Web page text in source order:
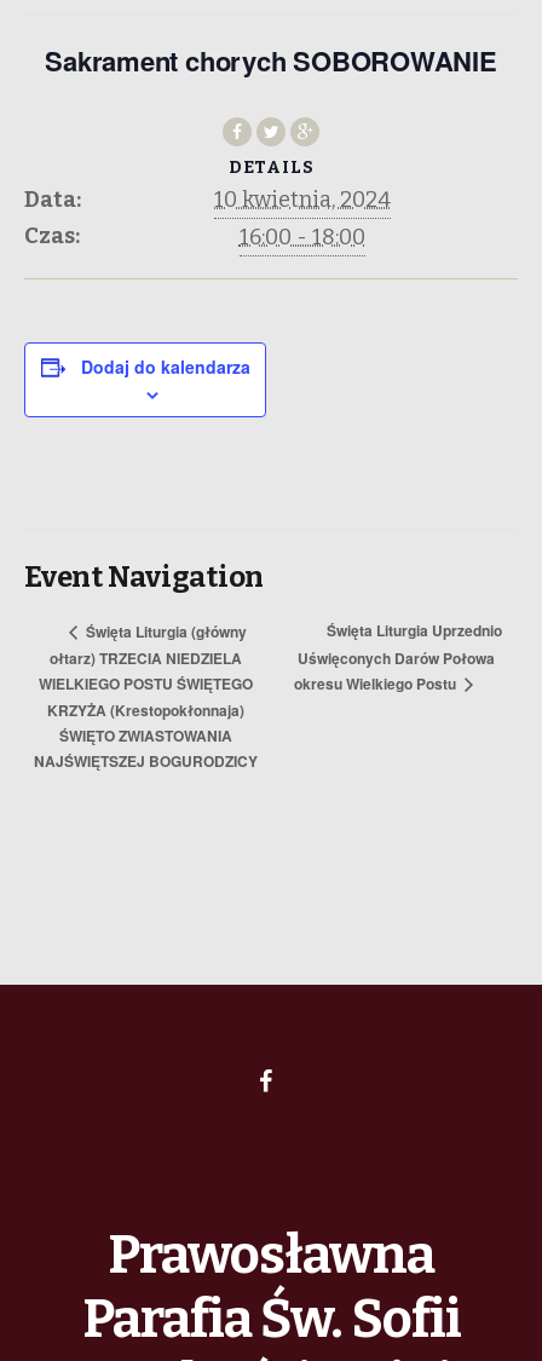
Sakrament chorych SOBOROWANIE
DETAILS
Data:
10 kwietnia, 2024
Czas:
16:00 - 18:00
Dodaj do kalendarza
Event Navigation
Święta Liturgia (główny
ołtarz) TRZECIA NIEDZIELA
WIELKIEGO POSTU ŚWIĘTEGO
KRZYŻA (Krestopokłonnaja)
ŚWIĘTO ZWIASTOWANIA
NAJŚWIĘTSZEJ BOGURODZICY
Święta Liturgia Uprzednio
Uświęconych Darów Połowa
okresu Wielkiego Postu
Prawosławna
Parafia Św. Sofii